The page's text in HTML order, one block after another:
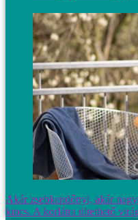
Akár zsebkendőnyi, akár
kincs. A korlátra ültethető